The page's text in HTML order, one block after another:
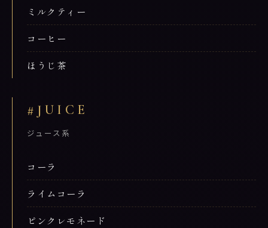
ミルクティー
コーヒー
ほうじ茶
#JUICE
ジュース系
コーラ
ライムコーラ
ピンクレモネード